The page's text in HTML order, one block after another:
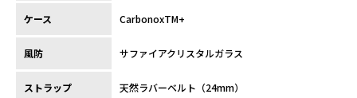
ケース CarbonoxTM+
風防 サファイアクリスタルガラス
ストラップ 天然ラバーベルト（24mm）